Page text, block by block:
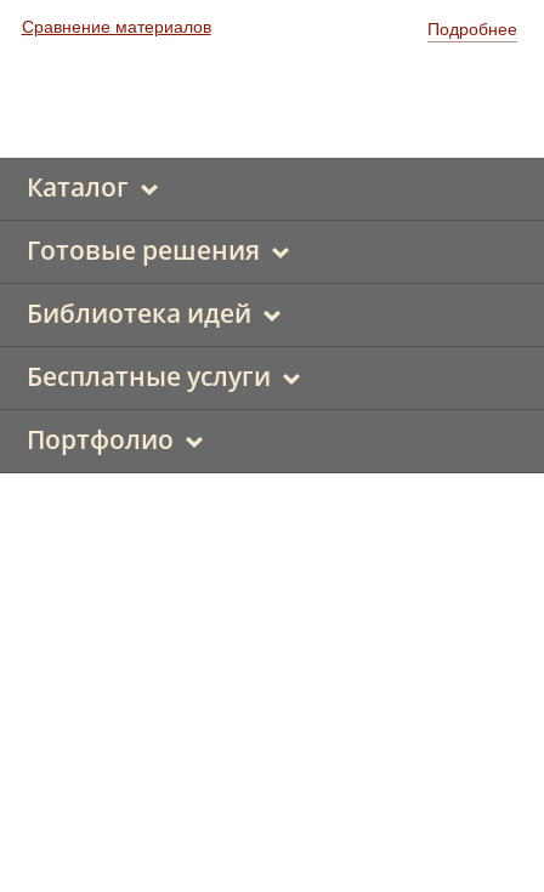
Подробнее
Сравнение материалов
Каталог
Готовые решения
Библиотека идей
Бесплатные услуги
Портфолио